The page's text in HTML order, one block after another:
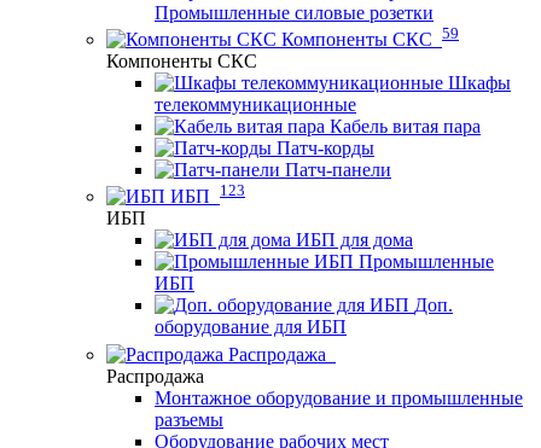
Промышленные силовые розетки
Компоненты СКС 59
Компоненты СКС
Шкафы
телекоммуникационные
Кабель витая пара
Патч-корды
Патч-панели
ИБП
123
ИБП
ИБП для дома
Промышленные
ИБП
Доп.
оборудование для ИБП
Распродажа
Распродажа
Монтажное оборудование и промышленные
разъемы
Оборудование рабочих мест